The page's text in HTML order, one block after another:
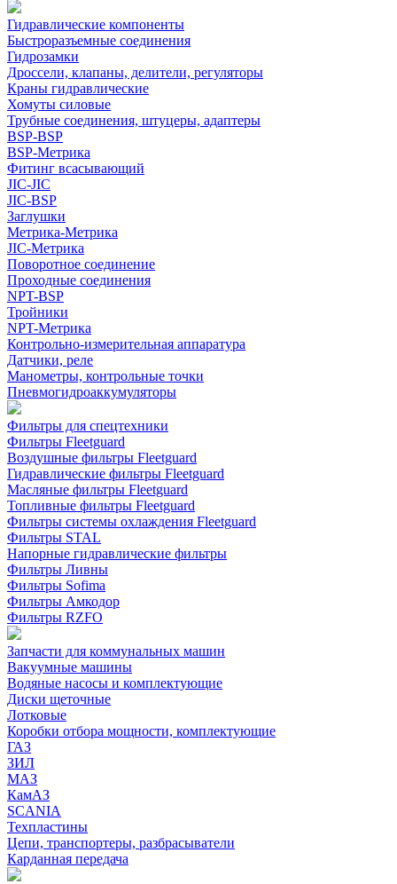
Гидравлические компоненты
Быстроразъемные соединения
Гидрозамки
Дроссели, клапаны, делители, регуляторы
Краны гидравлические
Хомуты силовые
Трубные соединения, штуцеры, адаптеры
BSP-BSP
BSP-Метрика
Фитинг всасывающий
JIC-JIC
JIC-BSP
Заглушки
Метрика-Метрика
JIC-Метрика
Поворотное соединение
Проходные соединения
NPT-BSP
Тройники
NPT-Метрика
Контрольно-измерительная аппаратура
Датчики, реле
Манометры, контрольные точки
Пневмогидроаккумуляторы
Фильтры для спецтехники
Фильтры Fleetguard
Воздушные фильтры Fleetguard
Гидравлические фильтры Fleetguard
Масляные фильтры Fleetguard
Топливные фильтры Fleetguard
Фильтры системы охлаждения Fleetguard
Фильтры STAL
Напорные гидравлические фильтры
Фильтры Ливны
Фильтры Sofima
Фильтры Амкодор
Фильтры RZFO
Запчасти для коммунальных машин
Вакуумные машины
Водяные насосы и комплектующие
Диски щеточные
Лотковые
Коробки отбора мощности, комплектующие
ГАЗ
ЗИЛ
МАЗ
КамАЗ
SCANIA
Техпластины
Цепи, транспортеры, разбрасыватели
Карданная передача